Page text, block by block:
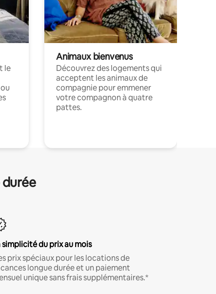
le
Animaux bienvenus
Découvrez des logements qui
acceptent les animaux de
compagnie pour emmener
votre compagnon à quatre
pattes.
simplicité du prix au mois
prix spéciaux pour les locations de
longue durée et un paiement
unique sans frais supplémentaires.*